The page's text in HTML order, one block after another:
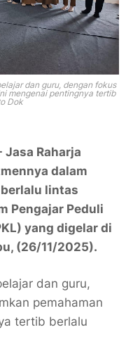
dan guru, dengan fokus
mengenai pentingnya tertib
Dok
Jasa Raharja
dalam
lintas
Pengajar Peduli
yang digelar di
(26/11/2025).
dan guru,
pemahaman
tertib berlalu